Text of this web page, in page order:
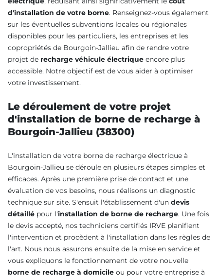
d'installation de votre borne. Renseignez-vous également
sur les éventuelles subventions locales ou régionales
disponibles pour les particuliers, les entreprises et les
copropriétés de Bourgoin-Jallieu afin de rendre votre
projet de recharge véhicule électrique encore plus
accessible. Notre objectif est de vous aider à optimiser
votre investissement.
Le déroulement de votre projet
d'installation de borne de recharge à
Bourgoin-Jallieu (38300)
L'installation de votre borne de recharge électrique à
Bourgoin-Jallieu se déroule en plusieurs étapes simples et
efficaces. Après une première prise de contact et une
évaluation de vos besoins, nous réalisons un diagnostic
technique sur site. S'ensuit l'établissement d'un devis
détaillé pour l'installation de borne de recharge. Une fois
le devis accepté, nos techniciens certifiés IRVE planifient
l'intervention et procèdent à l'installation dans les règles de
l'art. Nous nous assurons ensuite de la mise en service et
vous expliquons le fonctionnement de votre nouvelle
borne de recharge à domicile ou pour votre entreprise à